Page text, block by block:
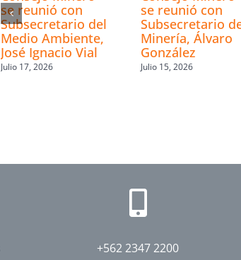
se reunió con
Subsecretario del
Medio Ambiente,
José Ignacio Vial
Julio 17, 2026
se reunió con
Subsecretario
Minería, Álvaro
González
Julio 15, 2026
+562 2347 2200